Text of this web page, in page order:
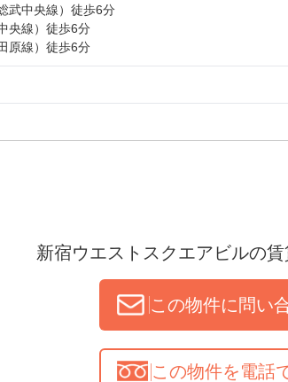
武中央線） 徒歩6分
央線） 徒歩6分
原線） 徒歩6分
新宿ウエストスクエアビルの
この物件に問い
この物件を電話